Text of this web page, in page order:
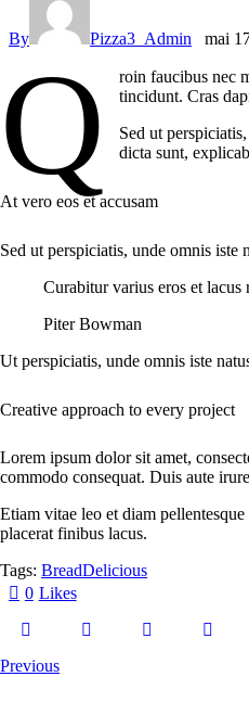
By Pizza3_Admin mai
Q
roin faucibus nec
tincidunt. Cras
Sed ut
dicta sunt,
At vero eos et accusam
Sed ut perspiciatis, unde omnis iste
Curabitur varius eros et
Piter Bowman
Ut perspiciatis, unde omnis iste
Creative approach to every project
Lorem ipsum dolor sit amet,
commodo consequat. Duis aute
Etiam vitae leo et diam
placerat finibus lacus.
Tags: BreadDelicious
0 Likes
Previous